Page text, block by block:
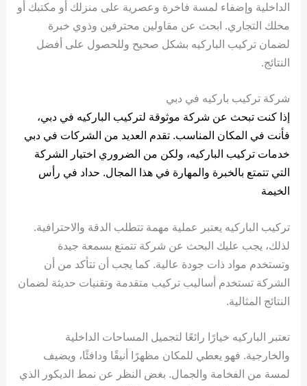
الداخلية وإضفاء لمسة فاخرة وعصرية على منزلك أو مكتبك أو
محلك التجاري. ابحث عن مقاولين محترفين وذوي خبرة
لضمان تركيب الباركيه بشكل صحيح وللحصول على أفضل
النتائج.
شركة تركيب باركيه في دبي
إذا كنت تبحث عن شركة موثوقة لتركيب الباركيه في دبي،
فأنت في المكان المناسب. تقدم العديد من الشركات في دبي
خدمات تركيب الباركيه، ولكن من الضروري اختيار الشركة
التي تتمتع بالخبرة والمهارة في هذا المجال. حداد في رأس
الخيمة
تركيب الباركيه يعتبر عملية مهمة تتطلب الدقة والاحترافية.
لذلك، يجب عليك البحث عن شركة تتمتع بسمعة جيدة
وتستخدم مواد ذات جودة عالية. كما يجب أن تتأكد من أن
الشركة تستخدم أساليب تركيب متقدمة وتقنيات حديثة لضمان
النتائج المثالية.
تعتبر الباركيه خيارًا رائعًا لتجميل المساحات الداخلية
والخارجية. فهو يعطي للمكان مظهرًا أنيقًا ودافئًا، ويضيف
لمسة من الفخامة والجمال. بغض النظر عن نمط الديكور الذي